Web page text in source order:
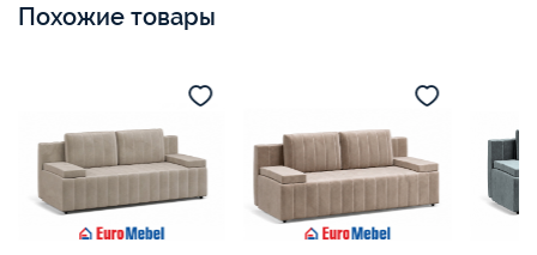
Похожие товары